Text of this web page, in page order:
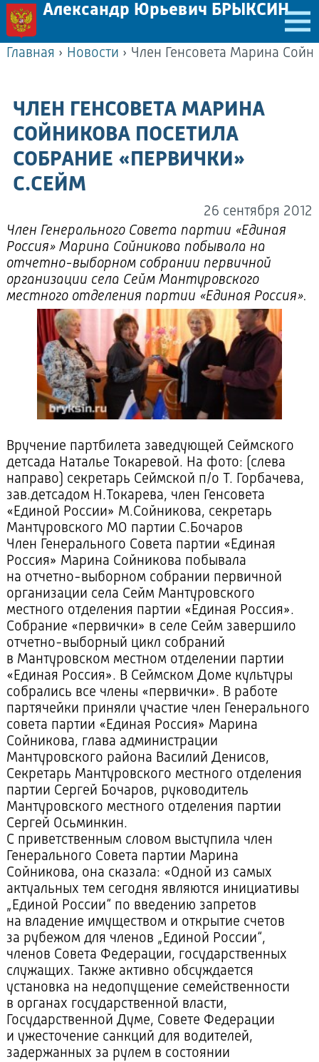
Александр Юрьевич БРЫКСИН
Главная › Новости ›
ЧЛЕН ГЕНСОВЕТА МАРИНА
СОЙНИКОВА ПОСЕТИЛА
СОБРАНИЕ «ПЕРВИЧКИ»
С.СЕЙМ
26 сентября 2012
Член Генерального Совета партии «Единая
Россия» Марина Сойникова побывала на
отчетно-выборном собрании первичной
организации села Сейм Мантуровского
местного отделения партии «Единая Россия».
Вручение партбилета заведующей Сеймского
детсада Наталье Токаревой. На фото: (слева
направо) секретарь Сеймской п/о Т. Горбачева,
зав.детсадом Н.Токарева, член Генсовета
«Единой России» М.Сойникова, секретарь
Мантуровского МО партии С.Бочаров
Член Генерального Совета партии «Единая
Россия» Марина Сойникова побывала
на отчетно-выборномсобрании первичной
организации села Сейм Мантуровского
местного отделения партии «Единая Россия».
Собрание «первички» в селе Сейм завершило
отчетно-выборный цикл собраний
в Мантуровском местном отделении партии
«Единая Россия». В Сеймском Доме культуры
собрались все члены «первички». В работе
партячейки приняли участие член Генерального
совета партии «Единая Россия» Марина
Сойникова, глава администрации
Мантуровского района Василий Денисов,
Секретарь Мантуровского местного отделения
партии Сергей Бочаров, руководитель
Мантуровского местного отделения партии
Сергей Осьминкин.
С приветственным словом выступила член
Генерального Совета партии Марина
Сойникова, она сказала: «Одной из самых
актуальных тем сегодня являются инициативы
„Единой России“ по введению запретов
на владение имуществом и открытие счетов
за рубежом для членов „Единой России“,
членов Совета Федерации, государственных
служащих. Также активно обсуждается
установка на недопущение семейственности
в органах государственной власти,
Государственной Думе, Совете Федерации
и ужесточение санкций для водителей,
задержанных за рулем в состоянии